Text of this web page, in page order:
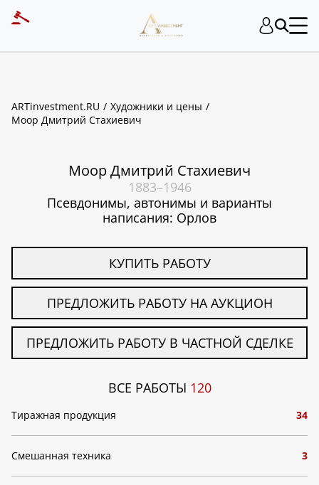
ARTinvestment.RU
Художники и цены
Моор Дмитрий Стахиевич
Моор Дмитрий Стахиевич
1883–1946
Псевдонимы, автонимы и варианты
написания: Орлов
КУПИТЬ РАБОТУ
ПРЕДЛОЖИТЬ РАБОТУ НА АУКЦИОН
ПРЕДЛОЖИТЬ РАБОТУ В ЧАСТНОЙ СДЕЛКЕ
ВСЕ РАБОТЫ 120
Тиражная продукция 34
Смешанная техника 3